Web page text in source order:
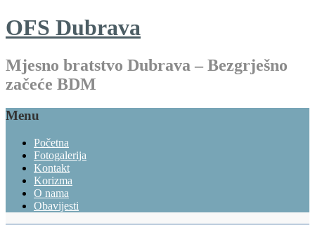
OFS Dubrava
Mjesno bratstvo Dubrava – Bezgrješno
začeće BDM
Menu
Početna
Fotogalerija
Kontakt
Korizma
O nama
Obavijesti